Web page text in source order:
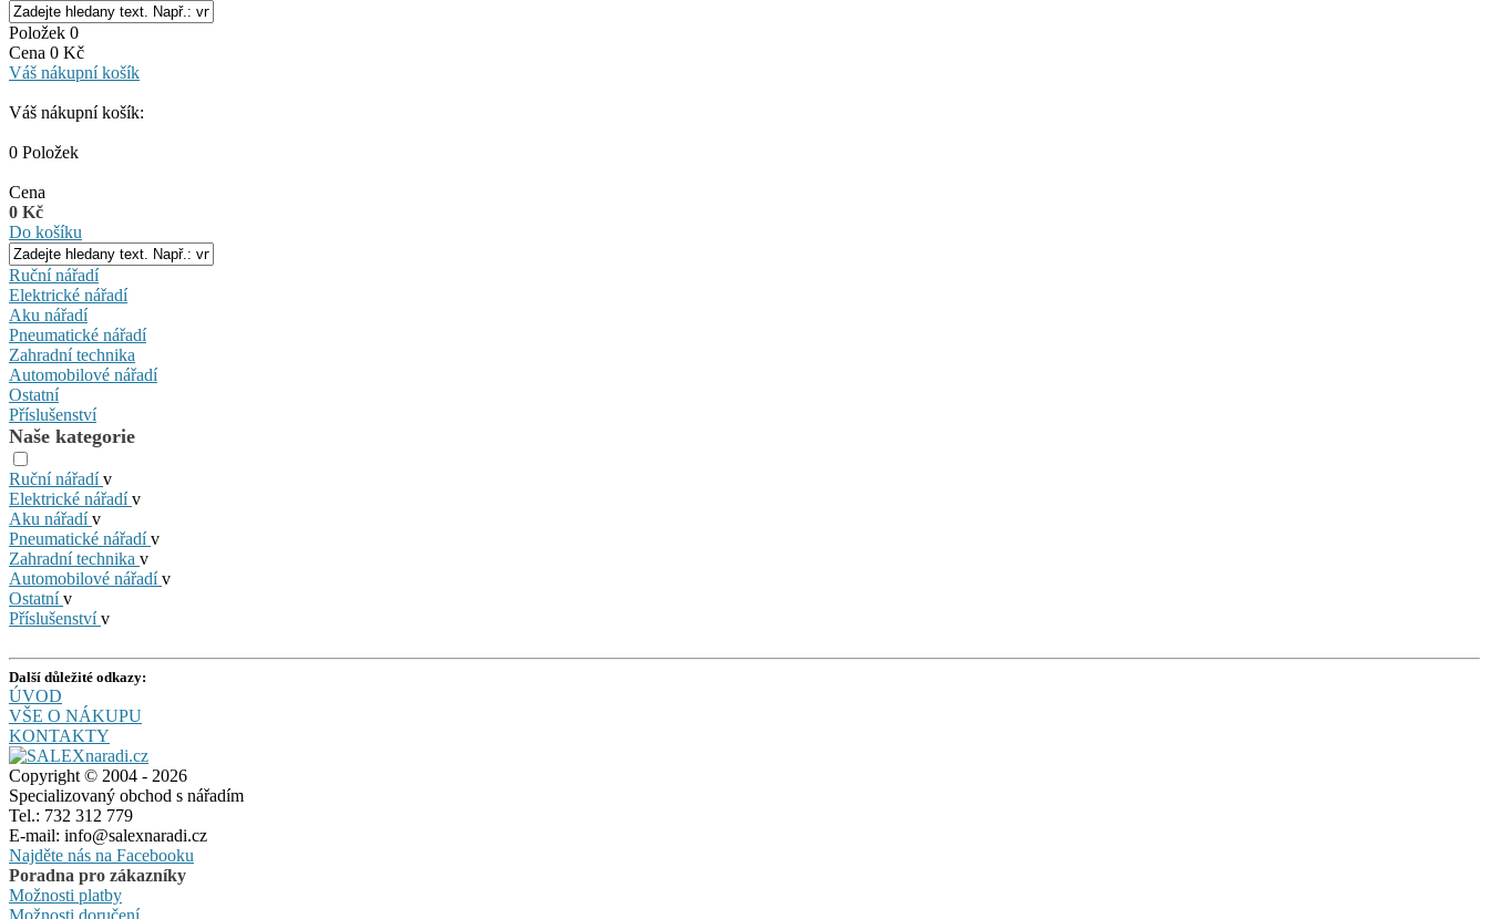
Položek 0
Cena 0 Kč
Váš nákupní košík
Váš nákupní košík:
0 Položek
Cena
0 Kč
Do košíku
Ruční nářadí
Elektrické nářadí
Aku nářadí
Pneumatické nářadí
Zahradní technika
Automobilové nářadí
Ostatní
Příslušenství
Naše kategorie
Ruční nářadív
Elektrické nářadív
Aku nářadív
Pneumatické nářadív
Zahradní technika v
Automobilové nářadív
Ostatnív
Příslušenstvív
Další důležité odkazy:
ÚVOD
VŠE O NÁKUPU
KONTAKTY
Copyright © 2004 - 2026
Specializovaný obchod s nářadím
Tel.: 732 312 779
E-mail: info@salexnaradi.cz
Najděte nás na Facebooku
Poradna pro zákazníky
Možnosti platby
Možnosti doručení